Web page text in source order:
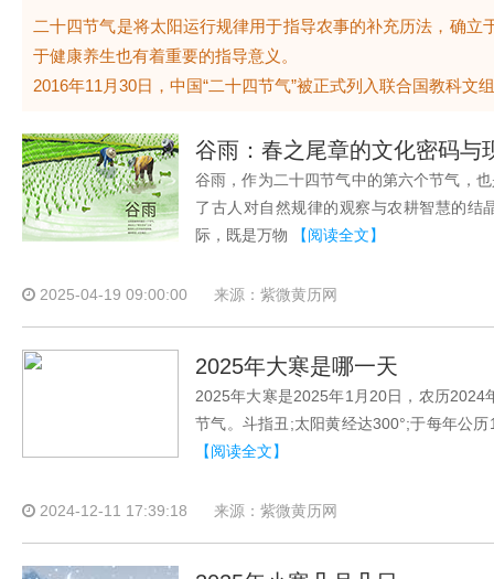
二十四节气是将太阳运行规律用于指导农事的补充历法，确
于健康养生也有着重要的指导意义。
2016年11月30日，中国“二十四节气”被正式列入联合国教科文
谷雨：春之尾章的文化密码与
谷雨，作为二十四节气中的第六个节气，
了古人对自然规律的观察与农耕智慧的结
际，既是万物
【阅读全文】
2025-04-19 09:00:00 来源：紫微黄历网
2025年大寒是哪一天
2025年大寒是2025年1月20日，农历
节气。斗指丑;太阳黄经达300°;于每年公
【阅读全文】
2024-12-11 17:39:18 来源：紫微黄历网